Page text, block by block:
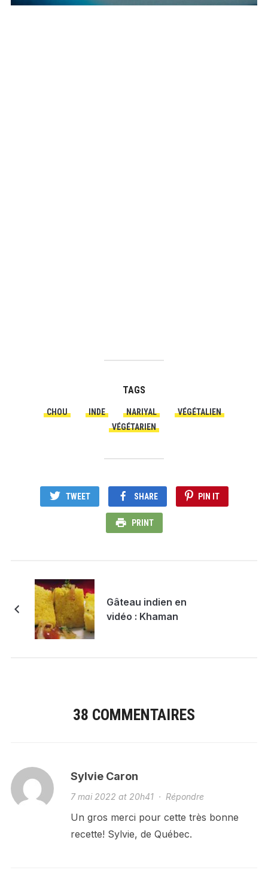
TAGS
CHOU INDE NARIYAL
VÉGÉTALIEN
VÉGÉTARIEN
TWEET SHARE PIN IT
PRINT
Gâteau indien en
vidéo : Khaman
38 COMMENTAIRES
Sylvie Caron
7 mai 2022 at 20h41· Répondre
Un gros merci pour cette très bonne
recette! Sylvie, de Québec.